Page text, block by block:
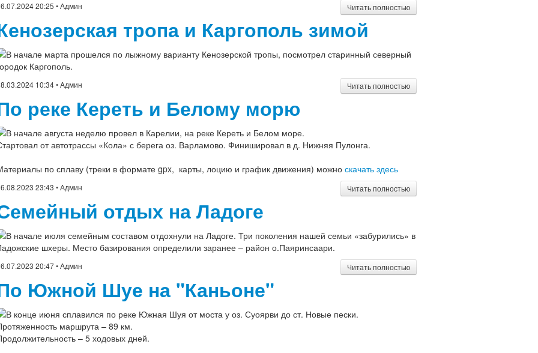
20:25 • Админ Читать полностью
тропа и Каргополь зимой
В начале марта прошелся по лыжному варианту Кенозерской тропы, посмотрел старинный северный
Каргополь.
10:34• Админ Читать полностью
реке Кереть и Белому морю
В начале августа неделю провел в Карелии, на реке Кереть и Белом море.
от автотрассы «Кола» с берега оз. Варламово. Финишировал в д. Нижняя Пулонга.
по сплаву (треки в формате gpx, карты, лоцию и график движения) можно скачать здесь
23:43 • Админ Читать полностью
отдых на Ладоге
В начале июля семейным составом отдохнули на Ладоге. Три поколения нашей семьи «забурились» в
шхеры. Место базирования определили заранее – район о.Паяринсаари.
20:47• Админ Читать полностью
Южной Шуе на "Каньоне"
В конце июня сплавился по реке Южная Шуя от моста у оз. Суоярви до ст. Новые пески.
маршрута – 89 км.
– 5 ходовых дней.